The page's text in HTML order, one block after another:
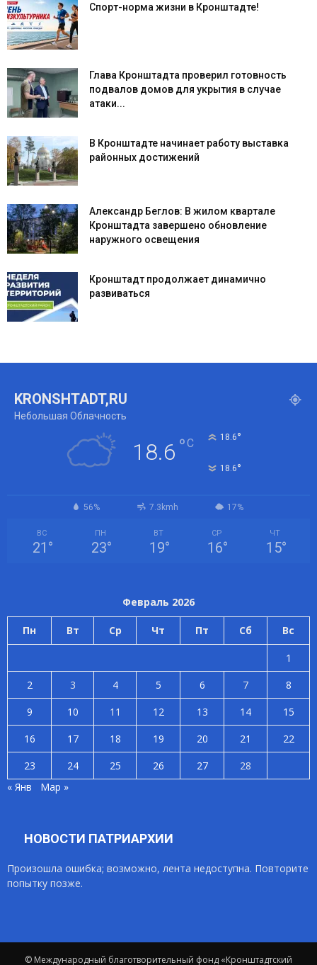
Спорт-норма жизни в Кронштадте!
Глава Кронштадта проверил готовность
подвалов домов для укрытия в случае
атаки...
В Кронштадте начинает работу выставка
районных достижений
Александр Беглов: В жилом квартале
Кронштадта завершено обновление
наружного освещения
Кронштадт продолжает динамично
развиваться
KRONSHTADT,RU
Небольшая Облачность
18.6 °C 18.6°
18.6°
56% 7.3kmh 17%
ВС
21 °
ПН
23°
ВТ
19°
СР
16°
ЧТ
15°
Февраль 2026
Пн Вт Ср Чт Пт Сб Вс
1
2
3 4 5 6 7
8
9
10 11 12 13 14
15
16
17 18 19 20 21
22
23
24 25 26 27
28
« Янв
Мар »
НОВОСТИ ПАТРИАРХИИ
Произошла ошибка; возможно, лента недоступна. Повторите
попытку позже.
© Международный благотворительный фонд «Кронштадтский